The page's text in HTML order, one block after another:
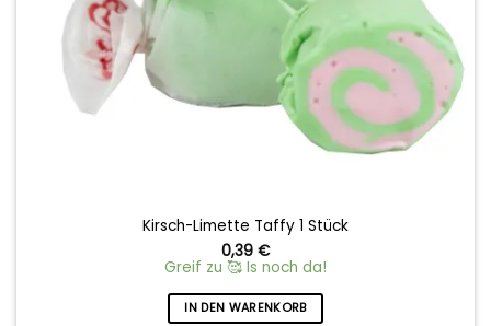
Kirsch-Limette Taffy 1 Stück
0,39 €
Greif zu 🥰 Is noch da!
IN DEN WARENKORB